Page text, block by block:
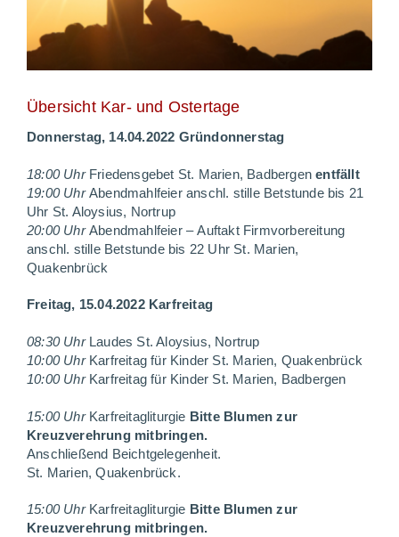
Übersicht Kar- und Ostertage
Donnerstag, 14.04.2022 Gründonnerstag
18:00 Uhr Friedensgebet St. Marien, Badbergen entfällt
19:00 Uhr Abendmahlfeieranschl. stille Betstunde bis 21
Uhr St. Aloysius, Nortrup
20:00 Uhr Abendmahlfeier – Auftakt Firmvorbereitung
anschl. stille Betstunde bis 22 Uhr St. Marien,
Quakenbrück
Freitag, 15.04.2022 Karfreitag
08:30 Uhr Laudes St. Aloysius, Nortrup
10:00 Uhr Karfreitag für Kinder St. Marien, Quakenbrück
10:00 Uhr Karfreitag für Kinder St. Marien, Badbergen
15:00 Uhr Karfreitagliturgie Bitte Blumen zur
Kreuzverehrung mitbringen.
Anschließend Beichtgelegenheit.
St. Marien, Quakenbrück.
15:00 Uhr Karfreitagliturgie Bitte Blumen zur
Kreuzverehrung mitbringen.